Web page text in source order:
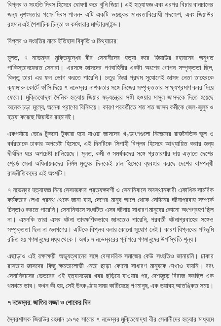
বিপ্লব ও সংহতি দিবস হিসেবে ঘোষণা করে খুনি জিয়া। এই হত্যাযজ্ঞ এবং এরপর বিচার বানচালের
জন্য নৃশংসতার পক্ষে দিবস পালন- এটি একটি ভয়ঙ্কর মানবতাবিরোধী পদক্ষেপ, এবং জিয়াউর
রহমান এই পৈশাচিক চিন্তা ও কর্মধারার মাস্টারমাইন্ড।
বিপ্লব ও সংহতির নামে ইতিহাস বিকৃতি ও মিথ্যাচার:
মূলত, ৭ নভেম্বর মুক্তিযুদ্ধের বীর সেনানীদের হত্যা করে জিয়াউর রহমানের অনুগত
পাকিস্তানফেরত সেনারা। এরসঙ্গে জাসদের গণবাহিনীর একটা অংশের গোপন সম্পৃক্ততা ছিল,
কিন্তু তারা এর ফল ভোগ করতে পারেনি। চতুর জিয়া প্রথম সুযোগেই জাসদ নেতা তাহেরকে
ক্যাঙ্গারু কোর্টে ফাঁসি দিয়ে ৭ নভেম্বর নাশকতার সঙ্গে নিজের সম্পৃক্ততার সাক্ষ্যপ্রমাণ কবর দিয়ে
ফেলে। মুক্তিযোদ্ধা সৈনিক হত্যায় জিয়ার ষড়যন্ত্রের সঙ্গী হওয়ার মাসুল জাসদকে দিতে হয়েছে
অনেক চড়া মূল্যে, অনেক প্রাণের বিনিময়ে। কারণ পরবর্তীতে শত শত জাসদ কর্মীকে জেল-জুলুম ও
হত্যা করেছে জিয়াউর রহমানই।
একপর্যায়ে ভেঙে টুকরো টুকরো হয়ে যাওয়া জাসদের খণ্ডাংশগুলো নিজেদের রাজনৈতিক ভুল ও
বর্বরতাকে ঢাকার অপচেষ্টা হিসেবে, এই দিনটিকে সিপাহী বিপ্লব হিসেবে আখ্যায়িত করার জন্য
দীর্ঘদিন ধরে অপচেষ্টা চালিয়েছে। মূলত, কর্মী ও সমর্থকদের সঙ্গে প্রতারণার দায় এড়াতে দেশের
শ্রেষ্ঠ সেনা অধিনায়কদের নির্মম মৃত্যুর দিনকেই ঢাল হিসেবে ব্যবহার করছে দেশের বামপন্থী
রাজনীতিকদের এই অংশটি।
৭ নভেম্বর হত্যাযজ্ঞ নিয়ে সেসময়কার প্রত্যক্ষদর্শী ও সেনানিবাসে অবস্থানকারী একাধিক সামরিক
কর্মকতার লেখা গ্রন্থ থেকে জানা যায়, দেশের মানুষ আগে থেকে সেদিনের ঘটনাপ্রবাহ সম্পর্কে
চিন্তাও করতে পারেনি। সেনানিবাসে সংঘটিত এসব ঘটনায় সাধারণ মানুষের কোনো অংশগ্রহণ ছিল
না। এমনকি তারা এসব ঘটনা তাৎক্ষণিকভাবে জানতেও পারেনি, পরবর্তী ঘটনাপ্রবাহের সঙ্গেও
সম্পৃক্ততা ছিল না জনগণের। এটিকে বিপ্লব বলার কোনো সুযোগ নেই। কারণ বিপ্লবের পটভূমি
রচিত হয় গণমানুষের মধ্য থেকে। অথচ ৭ নভেম্বরের পূর্বাপরে গণমানুষের উপস্থিতি শূন্য।
এছাড়াও এই রক্ষাক্ষয়ী অভ্যুত্থানের সঙ্গে বেসামরিক সমাজের কেউ সংহতিও জানায়নি। ঢাকার
রাস্তায় জাসদের কিছু ক্ষমতালোভী নেতা ছাড়া কোনো সাধারণ মানুষকে দেখাও যায়নি। বরং
সেনানিবাসের ভেতরের এই হত্যাযজ্ঞের খবর ছড়িয়ে যাওয়ার পর, দেশজুড়ে বিরাজ করছিল এক
থমথমে ভাব। কখন কী হয়, সেই উৎকণ্ঠায় সময় কাটিয়েছে গণমানুষ, এক ভয়াবহ আতঙ্কিত সময়।
৭ নভেম্বর: জাতির লজ্জা ও শোকের দিন
স্বৈরশাসক জিয়াউর রহমান ১৯৭৫ সালের ৭ নভেম্বর মুক্তিযোদ্ধা বীর সেনানীদের হত্যার মাধ্যমে